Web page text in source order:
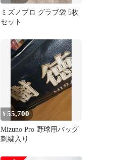
ミズノプロ グラブ袋 5枚
セット
¥55,700
Mizuno Pro 野球用バッグ
刺繍入り